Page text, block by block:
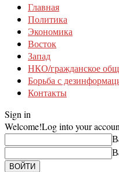
Главная
Политика
Экономика
Восток
Запад
НКО/гражданское
Борьба с
Контакты
Sign in
Welcome!Log into your